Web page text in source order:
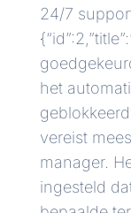
24/7
het
vereist
manager.
ingesteld